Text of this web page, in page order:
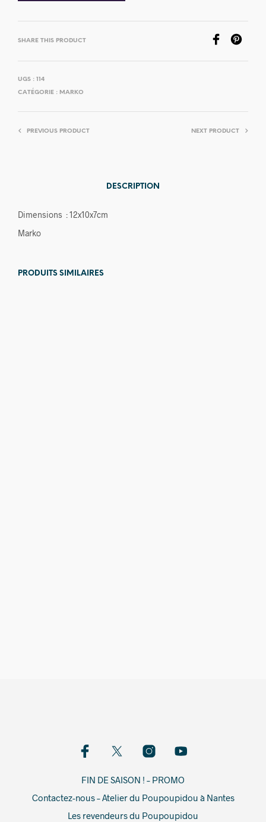
SHARE THIS PRODUCT
UGS : 114
CATÉGORIE : MARKO
PREVIOUS PRODUCT NEXT PRODUCT
DESCRIPTION
Dimensions : 12x10x7cm
Marko
PRODUITS SIMILAIRES
FIN DE SAISON ! – PROMO
Contactez-nous – Atelier du Poupoupidou à Nantes
Les revendeurs du Poupoupidou